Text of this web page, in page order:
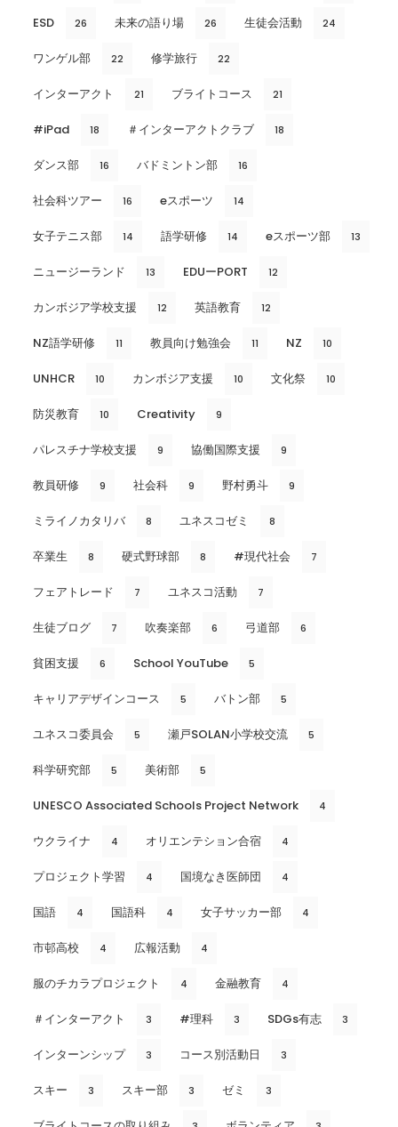
ESD 26 未来の語り場 26 生徒会活動 24
ワンゲル部 22 修学旅行 22
インターアクト 21 ブライトコース 21
#iPad 18 ＃インターアクトクラブ 18
ダンス部 16 バドミントン部 16
社会科ツアー 16 eスポーツ 14
女子テニス部 14 語学研修 14 eスポーツ部 13
ニュージーランド 13 EDUーPORT 12
カンボジア学校支援 12 英語教育 12
NZ語学研修 11 教員向け勉強会 11 NZ 10
UNHCR 10 カンボジア支援 10 文化祭 10
防災教育 10 Creativity 9
パレスチナ学校支援 9 協働国際支援 9
教員研修 9 社会科 9 野村勇斗 9
ミライノカタリバ 8 ユネスコゼミ 8
卒業生 8 硬式野球部 8 #現代社会 7
フェアトレード 7 ユネスコ活動 7
生徒ブログ 7 吹奏楽部 6 弓道部 6
貧困支援 6 School YouTube 5
キャリアデザインコース 5 バトン部 5
ユネスコ委員会 5 瀬戸SOLAN小学校交流 5
科学研究部 5 美術部 5
UNESCO Associated Schools Project Network 4
ウクライナ 4 オリエンテション合宿 4
プロジェクト学習 4 国境なき医師団 4
国語 4 国語科 4 女子サッカー部 4
市邨高校 4 広報活動 4
服のチカラプロジェクト 4 金融教育 4
＃インターアクト 3 #理科 3 SDGs有志 3
インターンシップ 3 コース別活動日 3
スキー 3 スキー部 3 ゼミ 3